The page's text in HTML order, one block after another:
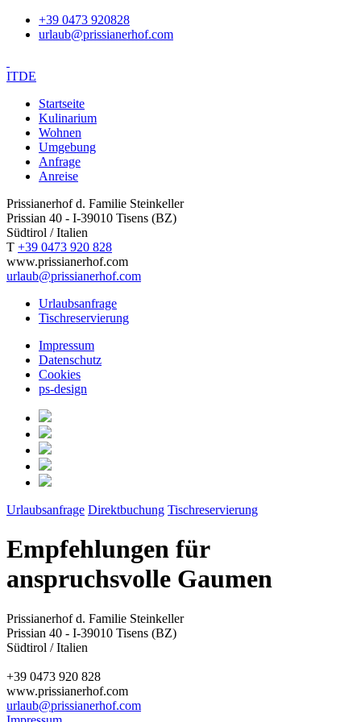
+39 0473 920828
urlaub@prissianerhof.com
ITDE
Startseite
Kulinarium
Wohnen
Umgebung
Anfrage
Anreise
Prissianerhof d. Familie Steinkeller
Prissian 40 - I-39010 Tisens (BZ)
Südtirol / Italien
T +39 0473 920 828
www.prissianerhof.com
urlaub@prissianerhof.com
Urlaubsanfrage
Tischreservierung
Impressum
Datenschutz
Cookies
ps-design
Urlaubsanfrage Direktbuchung Tischreservierung
Empfehlungen für
anspruchsvolle Gaumen
Prissianerhof d. Familie Steinkeller
Prissian 40 - I-39010 Tisens (BZ)
Südtirol / Italien
+39 0473 920 828
www.prissianerhof.com
urlaub@prissianerhof.com